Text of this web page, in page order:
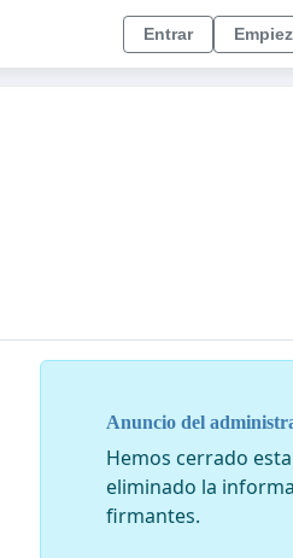
Entrar
Anuncio del
Hemos cerrado
eliminado la
firmantes.